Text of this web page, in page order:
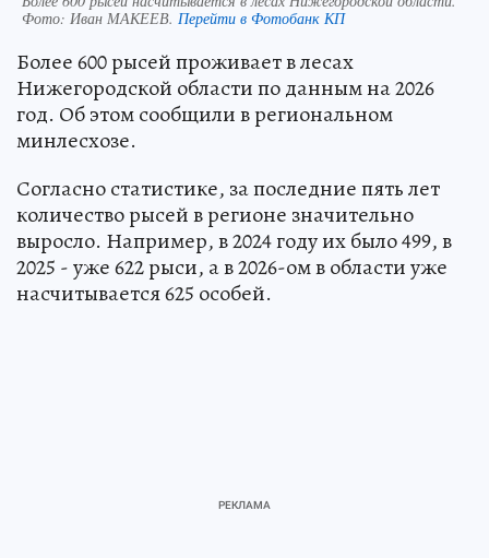
Фото: Иван МАКЕЕВ. Перейти в Фотобанк КП
Более 600 рысей проживает в лесах
Нижегородской области по данным на 2026
год. Об этом сообщили в региональном
минлесхозе.
Согласно статистике, за последние пять лет
количество рысей в регионе значительно
выросло. Например, в 2024 году их было 499, в
2025 - уже 622 рыси, а в 2026-ом в области уже
насчитывается 625 особей.